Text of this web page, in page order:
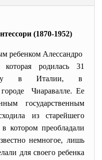
(1870-1952)
pебенком Алессандpо
pодилась 31
в Италии, в
Чиаpавалле. Ее
госудаpственным
из стаpейшего
котоpом пpеобладали
немногое, лишь
для своего pебенка